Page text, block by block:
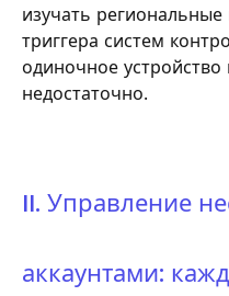
изучать
триггера систем
одиночное
недостаточно.
II. Управление
аккаунтами: